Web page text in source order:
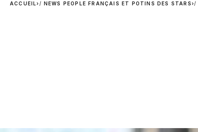
ACCUEIL› NEWS PEOPLE FRANÇAIS ET POTINS DES STARS›